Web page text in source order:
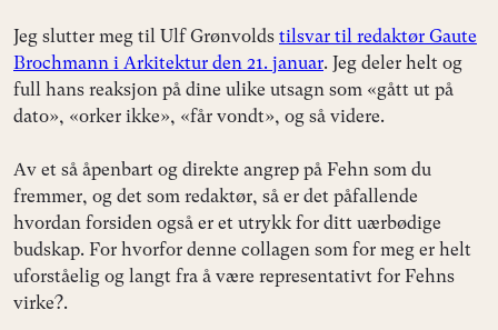
Jeg slutter meg til Ulf Grønvolds tilsvar til redaktør Gaute
Brochmann i Arkitektur den 21. januar. Jeg deler helt og
full hans reaksjon på dine ulike utsagn som «gått ut på
dato», «orker ikke», «får vondt», og så videre.
Av et så åpenbart og direkte angrep på Fehn som du
fremmer, og det som redaktør, så er det påfallende
hvordan forsiden også er et utrykk for ditt uærbødige
budskap. For hvorfor denne collagen som for meg er helt
uforståelig og langt fra å være representativt for Fehns
virke?.